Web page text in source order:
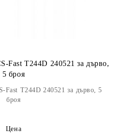
Fast T244D 240521 за дърво,
5 броя
Fast T244D 240521 за дърво, 5
броя
Цена